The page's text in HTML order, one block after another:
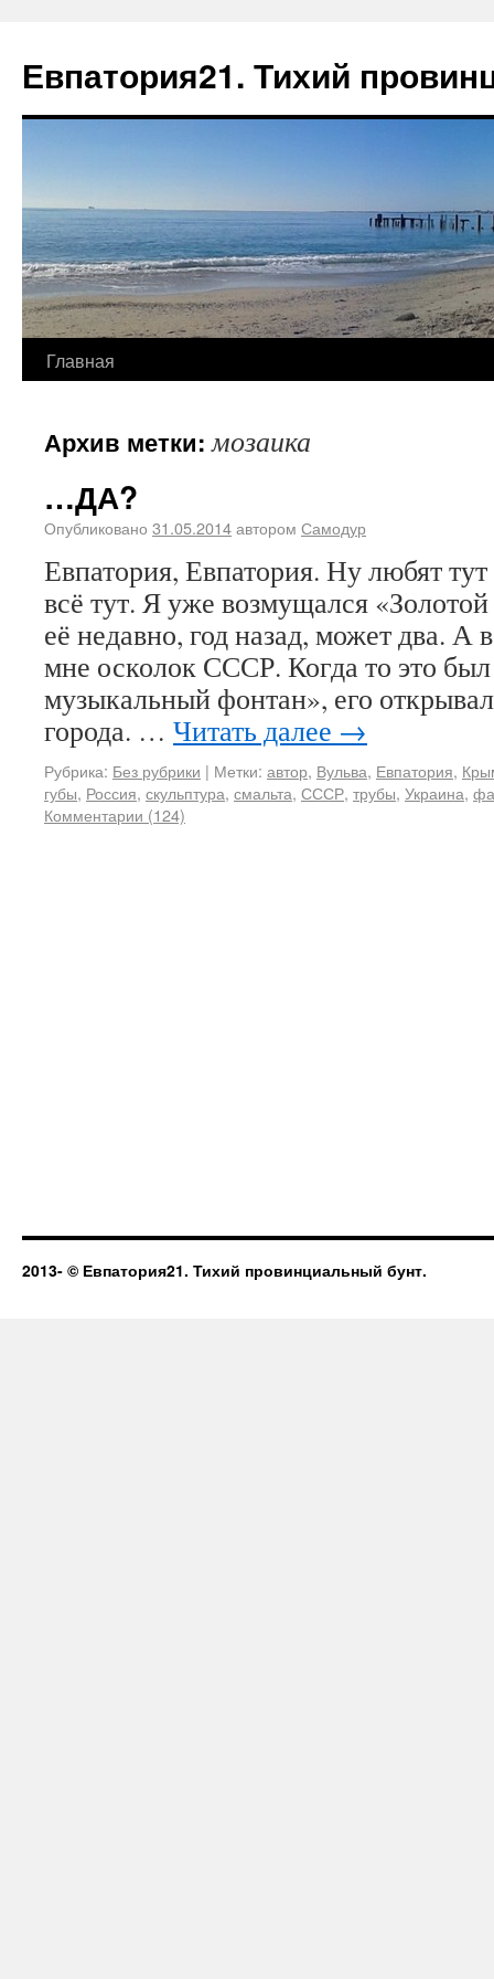
Евпатория21. Тихий
Главная
Архив метки:мозаика
…ДА?
Опубликовано 31.05.2014автором Самодур
Евпатория, Евпатория. Ну любят
всё тут. Я уже возмущался
её недавно, год назад, может два. А
мне осколок СССР. Когда то это
музыкальный фонтан», его
города. … Читать далее →
Рубрика: Без рубрики | Метки: автор, Вульва, Евпатория,
губы, Россия, скульптура, смальта, СССР, трубы, Украина,
Комментарии (124)
2013- © Евпатория21. Тихий провинциальный бунт.